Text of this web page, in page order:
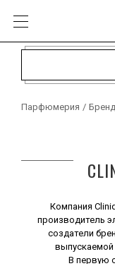
Парфюмерия /
Компания
производитель
создатели
В первую